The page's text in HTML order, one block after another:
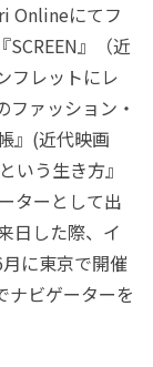
Onlineにてフ
』（近
フレットにレ
ァッション・
』(近代映画
いう生き方』
ターとして出
日した際、イ
に東京で開催
ナビゲーターを